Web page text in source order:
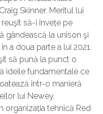
Skinner. Meritul lui
să-i învețe pe
gândească la unison şi
a doua parte a lui 2021.
să pună la punct o
ideile fundamentale ce
într-o manieră
lui Newey.
organizația tehnică Red